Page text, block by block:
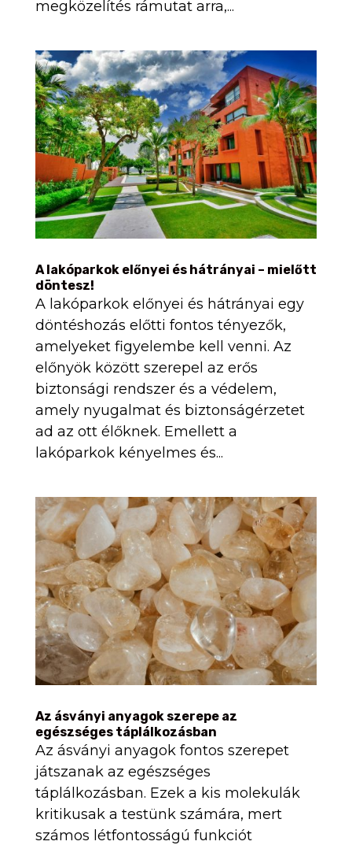
megközelítés rámutat arra,...
A lakóparkok előnyei és hátrányai – mielőtt
döntesz!
A lakóparkok előnyei és hátrányai egy
döntéshozás előtti fontos tényezők,
amelyeket figyelembe kell venni. Az
előnyök között szerepel az erős
biztonsági rendszer és a védelem,
amely nyugalmat és biztonságérzetet
ad az ott élőknek. Emellett a
lakóparkok kényelmes és...
Az ásványi anyagok szerepe az
egészséges táplálkozásban
Az ásványi anyagok fontos szerepet
játszanak az egészséges
táplálkozásban. Ezek a kis molekulák
kritikusak a testünk számára, mert
számos létfontosságú funkciót